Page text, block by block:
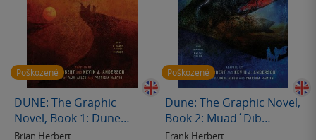
Poškozené
DUNE: The Graphic
Novel, Book 1: Dune
(poškozená)
Brian Herbert
Poškozené
Dune: The Graphic Novel,
Book 2: Muad´Dib
(poškozená)
Frank Herbert